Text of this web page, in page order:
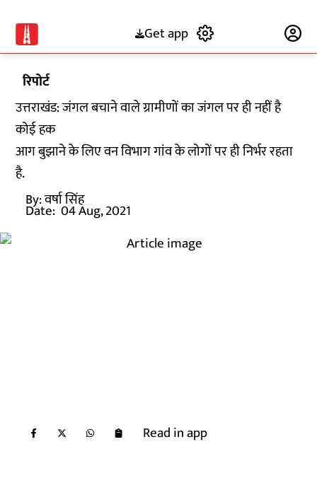
Get app
रिपोर्ट
उत्तराखंड: जंगल बचाने वाले ग्रामीणों का जंगल पर ही नहीं है
कोई हक
आग बुझाने के लिए वन विभाग गांव के लोगों पर ही निर्भर रहता
है.
By:वर्षा सिंह
Date: 04 Aug, 2021
Read in app